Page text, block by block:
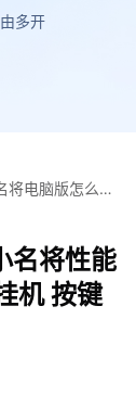
多开
将电脑版怎么
按键设置教程
名将性能
机 按键